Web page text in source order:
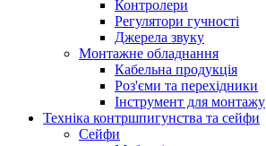
Контролери
Регулятори гучності
Джерела звуку
Монтажне обладнання
Кабельна продукція
Роз'єми та перехідники
Інструмент для монтажу
Техніка контршпигунства та сейфи
Сейфи